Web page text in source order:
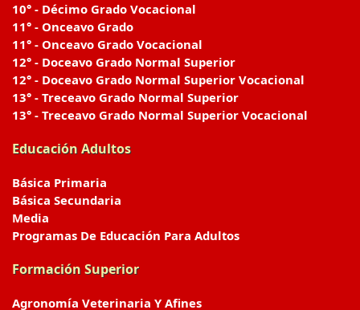
10° - Décimo Grado Vocacional
11° - Onceavo Grado
11° - Onceavo Grado Vocacional
12° - Doceavo Grado Normal Superior
12° - Doceavo Grado Normal Superior Vocacional
13° - Treceavo Grado Normal Superior
13° - Treceavo Grado Normal Superior Vocacional
Educación Adultos
Básica Primaria
Básica Secundaria
Media
Programas De Educación Para Adultos
Formación Superior
Agronomía Veterinaria Y Afines